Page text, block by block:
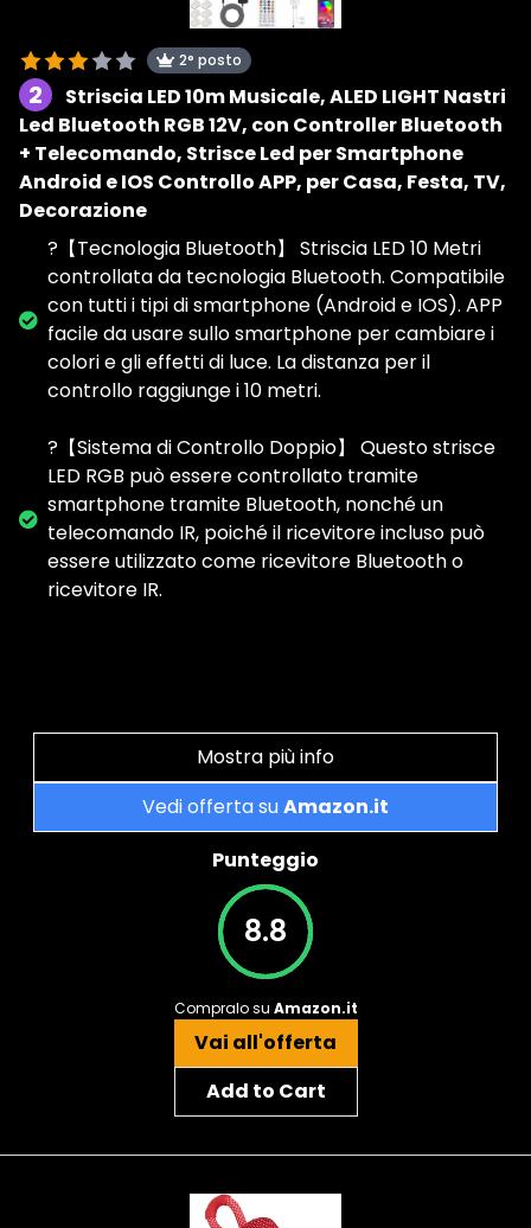
2° posto
2
Striscia LED 10m Musicale, ALED LIGHT Nastri
Led Bluetooth RGB 12V, con Controller Bluetooth
+ Telecomando, Strisce Led per Smartphone
Android e IOS Controllo APP, per Casa, Festa, TV,
Decorazione
?【Tecnologia Bluetooth】 Striscia LED 10 Metri
controllata da tecnologia Bluetooth. Compatibile
con tutti i tipi di smartphone (Android e IOS). APP
facile da usare sullo smartphone per cambiare i
colori e gli effetti di luce. La distanza per il
controllo raggiunge i 10 metri.
?【Sistema di Controllo Doppio】 Questo strisce
LED RGB può essere controllato tramite
smartphone tramite Bluetooth, nonché un
telecomando IR, poiché il ricevitore incluso può
essere utilizzato come ricevitore Bluetooth o
ricevitore IR.
Mostra più info
Vedi offerta suAmazon.it
Punteggio
8.8
Compralo su Amazon.it
Vai all'offerta
Add to Cart